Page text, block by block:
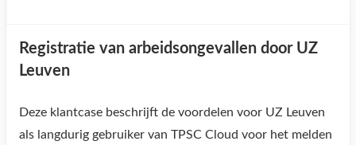
Registratie van arbeidsongevallen door UZ
Leuven
Deze klantcase beschrijft de voordelen voor UZ Leuven
als langdurig gebruiker van TPSC Cloud voor het melden